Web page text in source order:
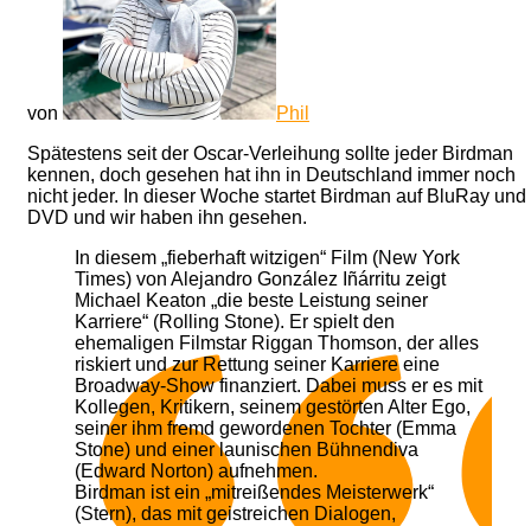
von
Phil
Spätestens seit der Oscar-Verleihung sollte jeder Birdman
kennen, doch gesehen hat ihn in Deutschland immer noch
nicht jeder. In dieser Woche startet Birdman auf BluRay und
DVD und wir haben ihn gesehen.
In diesem „fieberhaft witzigen“ Film (New York
Times) von Alejandro González Iñárritu zeigt
Michael Keaton „die beste Leistung seiner
Karriere“ (Rolling Stone). Er spielt den
ehemaligen Filmstar Riggan Thomson, der alles
riskiert und zur Rettung seiner Karriere eine
Broadway-Show finanziert. Dabei muss er es mit
Kollegen, Kritikern, seinem gestörten Alter Ego,
seiner ihm fremd gewordenen Tochter (Emma
Stone) und einer launischen Bühnendiva
(Edward Norton) aufnehmen.
Birdman ist ein „mitreißendes Meisterwerk“
(Stern), das mit geistreichen Dialogen,